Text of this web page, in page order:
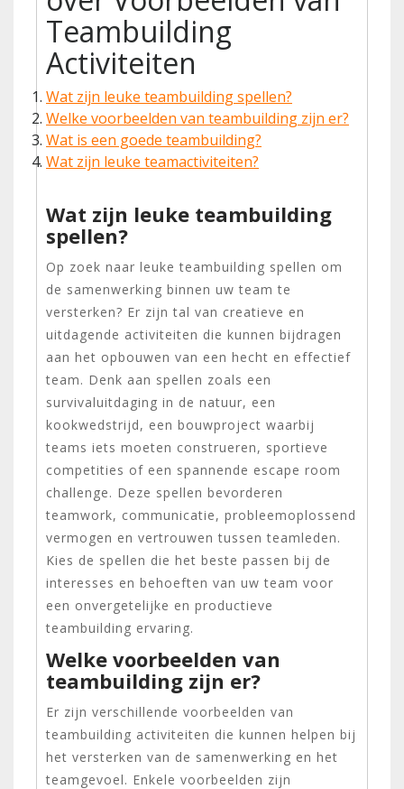
Teambuilding
Activiteiten
Wat zijn leuke teambuilding spellen?
Welke voorbeelden van teambuilding zijn er?
Wat is een goede teambuilding?
Wat zijn leuke teamactiviteiten?
Wat zijn leuke teambuilding
spellen?
Op zoek naar leuke teambuilding spellen om
de samenwerking binnen uw team te
versterken? Er zijn tal van creatieve en
uitdagende activiteiten die kunnen bijdragen
aan het opbouwen van een hecht en effectief
team. Denk aan spellen zoals een
survivaluitdaging in de natuur, een
kookwedstrijd, een bouwproject waarbij
teams iets moeten construeren, sportieve
competities of een spannende escape room
challenge. Deze spellen bevorderen
teamwork, communicatie, probleemoplossend
vermogen en vertrouwen tussen teamleden.
Kies de spellen die het beste passen bij de
interesses en behoeften van uw team voor
een onvergetelijke en productieve
teambuilding ervaring.
Welke voorbeelden van
teambuilding zijn er?
Er zijn verschillende voorbeelden van
teambuilding activiteiten die kunnen helpen bij
het versterken van de samenwerking en het
teamgevoel. Enkele voorbeelden zijn